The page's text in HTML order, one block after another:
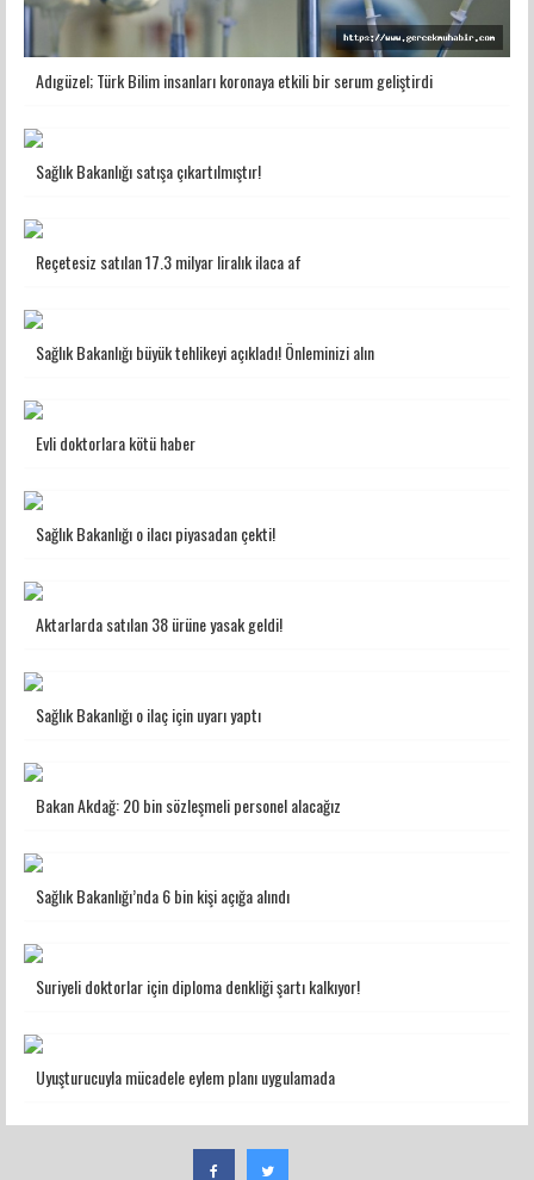
Adıgüzel; Türk Bilim insanları koronaya etkili bir serum geliştirdi
Sağlık Bakanlığı satışa çıkartılmıştır!
Reçetesiz satılan 17.3 milyar liralık ilaca af
Sağlık Bakanlığı büyük tehlikeyi açıkladı! Önleminizi alın
Evli doktorlara kötü haber
Sağlık Bakanlığı o ilacı piyasadan çekti!
Aktarlarda satılan 38 ürüne yasak geldi!
Sağlık Bakanlığı o ilaç için uyarı yaptı
Bakan Akdağ: 20 bin sözleşmeli personel alacağız
Sağlık Bakanlığı’nda 6 bin kişi açığa alındı
Suriyeli doktorlar için diploma denkliği şartı kalkıyor!
Uyuşturucuyla mücadele eylem planı uygulamada